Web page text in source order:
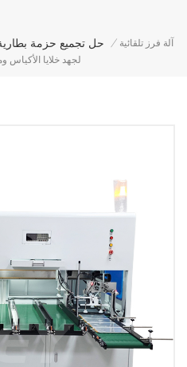
حل تجميع حزمة بطارية / آلة فرز تلقائية
لجهد خلايا الأكياس